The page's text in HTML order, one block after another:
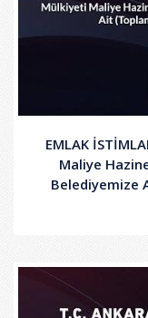
EMLAK
Maliye
Belediyemize